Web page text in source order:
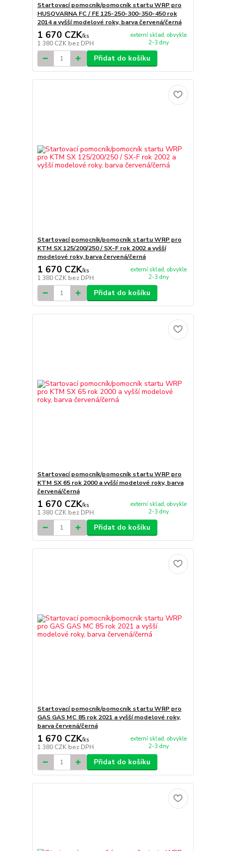
Startovací pomocník/pomocník startu WRP pro
HUSQVARNA FC / FE 125-250-300-350-450 rok
2014 a vyšší modelové roky, barva červená/černá
1 670 CZK/ks
1 380 CZK bez DPH
externí sklad, obvykle
2-3 dny
Přidat do košíku
Startovací pomocník/pomocník startu WRP pro
KTM SX 125/200/250 / SX-F rok 2002 a vyšší
modelové roky, barva červená/černá
1 670 CZK/ks
1 380 CZK bez DPH
externí sklad, obvykle
2-3 dny
Přidat do košíku
Startovací pomocník/pomocník startu WRP pro
KTM SX 65 rok 2000 a vyšší modelové roky, barva
červená/černá
1 670 CZK/ks
1 380 CZK bez DPH
externí sklad, obvykle
2-3 dny
Přidat do košíku
Startovací pomocník/pomocník startu WRP pro
GAS GAS MC 85 rok 2021 a vyšší modelové roky,
barva červená/černá
1 670 CZK/ks
1 380 CZK bez DPH
externí sklad, obvykle
2-3 dny
Přidat do košíku